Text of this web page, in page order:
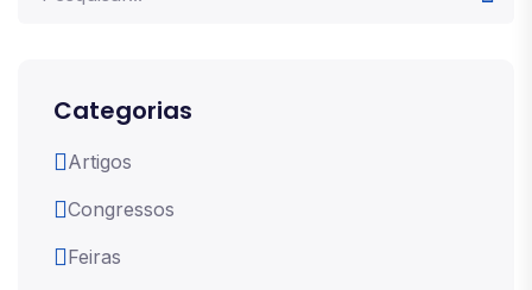
Categorias
Artigos
Congressos
Feiras